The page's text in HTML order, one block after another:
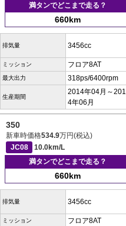
満タンでどこまで走る？
660km
排気量 3456cc
ミッション フロア8AT
最大出力 318ps/6400rpm
生産期間
2014年04月～201
4年06月
350
新車時価格534.9万円(税込)
JC08
10.0km/L
満タンでどこまで走る？
660km
排気量 3456cc
ミッション フロア8AT